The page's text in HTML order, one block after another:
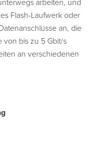
arbeiten, und
Flash-Laufwerk oder
an, die
von bis zu 5 Gbit/s
an verschiedenen